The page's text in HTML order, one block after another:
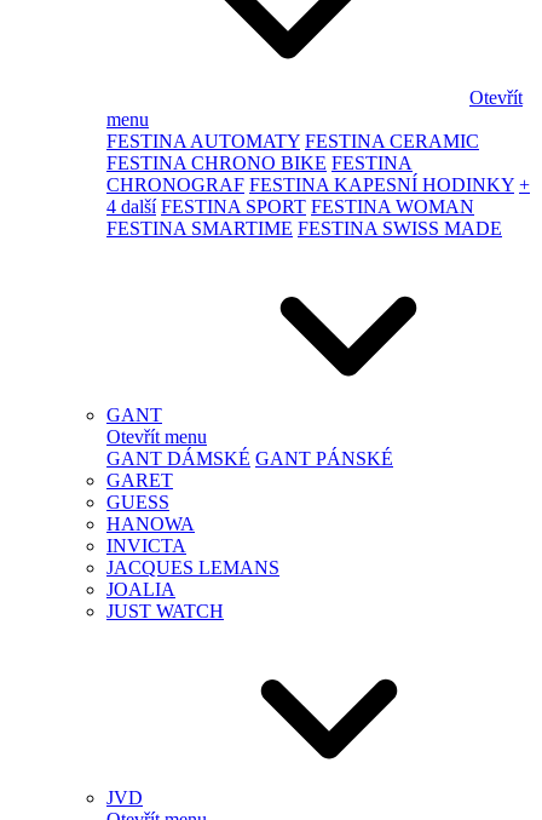
Otevřít
menu
FESTINA AUTOMATY FESTINA CERAMIC
FESTINA CHRONO BIKE FESTINA
CHRONOGRAF FESTINA KAPESNÍ HODINKY +
4 další FESTINA SPORT FESTINA WOMAN
FESTINA SMARTIME FESTINA SWISS MADE
GANT
Otevřít menu
GANT DÁMSKÉ GANT PÁNSKÉ
GARET
GUESS
HANOWA
INVICTA
JACQUES LEMANS
JOALIA
JUST WATCH
JVD